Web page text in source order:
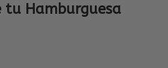
tu Hamburguesa